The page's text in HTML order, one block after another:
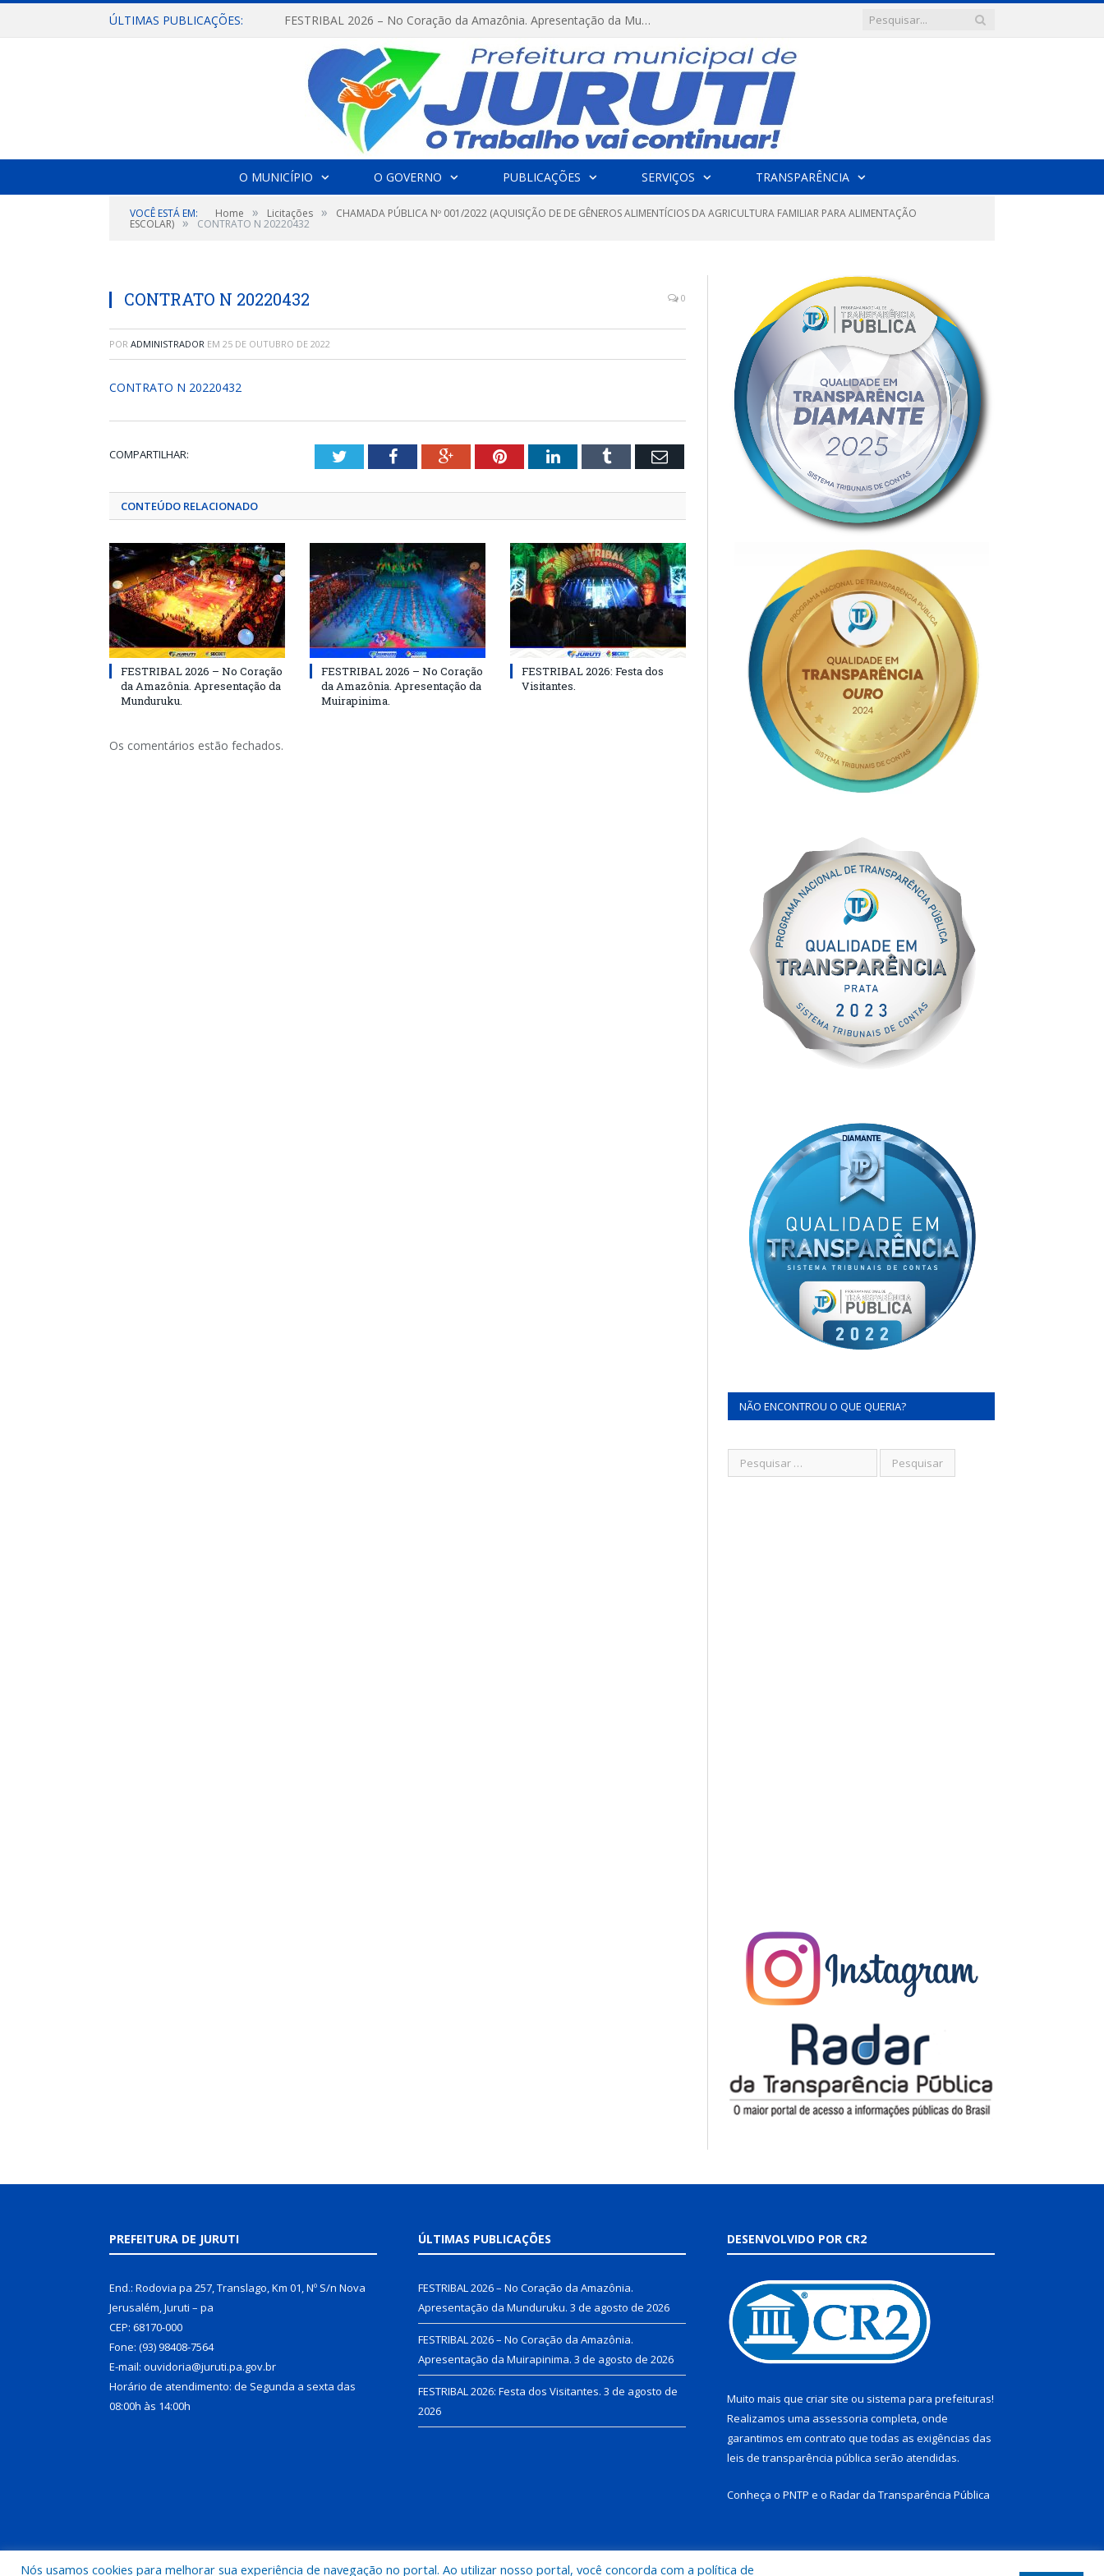
ÚLTIMAS PUBLICAÇÕES: FESTRIBAL 2026 – No Coração da Amazônia. Apresentação da Munduruku.
O MUNICÍPIO O GOVERNO PUBLICAÇÕES SERVIÇOS TRANSPARÊNCIA
VOCÊ ESTÁ EM: Home » Licitações » CHAMADA PÚBLICA Nº 001/2022 (AQUISIÇÃO DE DE GÊNEROS ALIMENTÍCIOS DA AGRICULTURA FAMILIAR PARA ALIMENTAÇÃO
ESCOLAR) » CONTRATO N 20220432
CONTRATO N 20220432 0
POR ADMINISTRADOR EM 25 DE OUTUBRO DE 2022
CONTRATO N 20220432
COMPARTILHAR: TwitterFacebookGoogle+PinterestLinkedInTumblr Email
CONTEÚDO RELACIONADO
FESTRIBAL 2026 – No Coração
da Amazônia. Apresentação da
Munduruku.
FESTRIBAL 2026 – No Coração
da Amazônia. Apresentação da
Muirapinima.
FESTRIBAL 2026: Festa dos
Visitantes.
Os comentários estão fechados.
NÃO ENCONTROU O QUE QUERIA?
PREFEITURA DE JURUTI
End.: Rodovia pa 257, Translago, Km 01, Nº S/n Nova
Jerusalém, Juruti – pa
CEP: 68170-000
Fone: (93) 98408-7564
E-mail: ouvidoria@juruti.pa.gov.br
Horário de atendimento: de Segunda a sexta das
08:00h às 14:00h
ÚLTIMAS PUBLICAÇÕES
FESTRIBAL 2026 – No Coração da Amazônia.
Apresentação da Munduruku. 3 de agosto de 2026
FESTRIBAL 2026 – No Coração da Amazônia.
Apresentação da Muirapinima. 3 de agosto de 2026
FESTRIBAL 2026: Festa dos Visitantes. 3 de agosto de
2026
DESENVOLVIDO POR CR2
Muito mais que criar site ou sistema para prefeituras!
Realizamos uma assessoria completa, onde
garantimos em contrato que todas as exigências das
leis de transparência pública serão atendidas.
Conheça o PNTP e o Radar da Transparência Pública
Nós usamos cookies para melhorar sua experiência de navegação no portal. Ao utilizar nosso portal, você concorda com a política de